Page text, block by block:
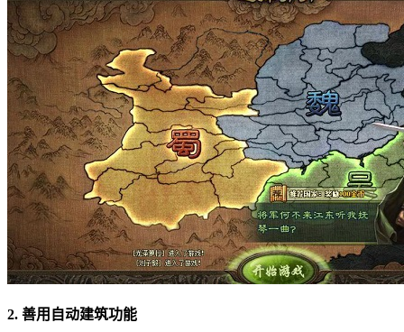
2. 善用自动建筑功能